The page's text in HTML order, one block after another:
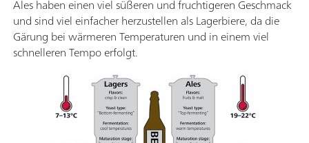
Ales haben einen viel süßeren und fruchtigeren Geschmack
und sind viel einfacher herzustellen als Lagerbiere, da die
Gärung bei wärmeren Temperaturen und in einem viel
schnelleren Tempo erfolgt.